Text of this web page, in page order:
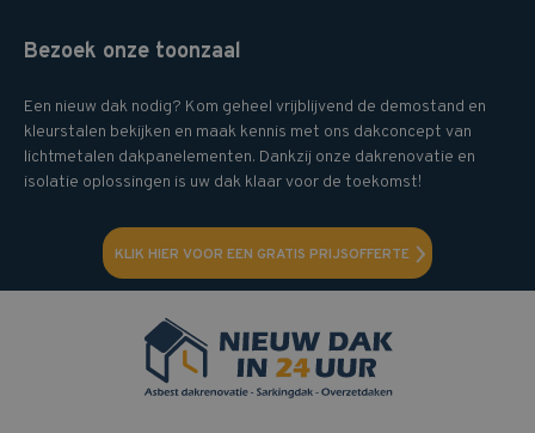
Bezoek onze toonzaal
Een nieuw dak nodig? Kom geheel vrijblijvend de demostand en
kleurstalen bekijken en maak kennis met ons dakconcept van
lichtmetalen dakpanelementen. Dankzij onze dakrenovatie en
isolatie oplossingen is uw dak klaar voor de toekomst!
KLIK HIER VOOR EEN GRATIS PRIJSOFFERTE